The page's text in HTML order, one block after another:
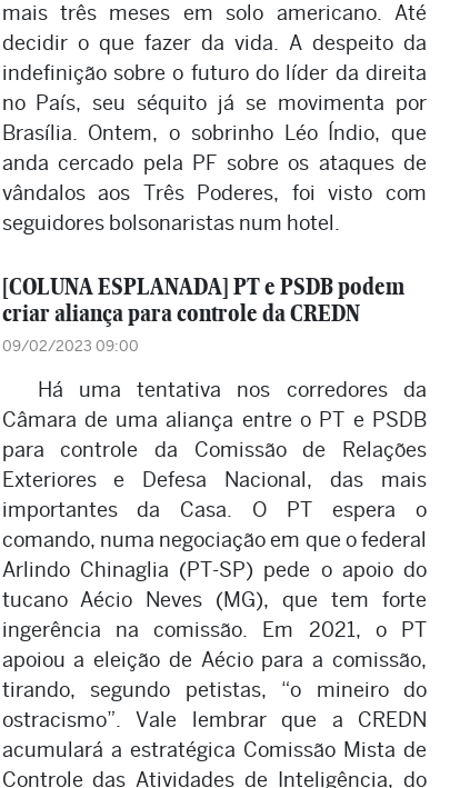
mais três meses em solo americano. Até
decidir o que fazer da vida. A despeito da
indefinição sobre o futuro do líder da direita
no País, seu séquito já se movimenta por
Brasília. Ontem, o sobrinho Léo Índio, que
anda cercado pela PF sobre os ataques de
vândalos aos Três Poderes, foi visto com
seguidores bolsonaristas num hotel.
[COLUNA ESPLANADA] PT e PSDB podem
criar aliança para controle da CREDN
09/02/2023 09:00
Há uma tentativa nos corredores da
Câmara de uma aliança entre o PT e PSDB
para controle da Comissão de Relações
Exteriores e Defesa Nacional, das mais
importantes da Casa. O PT espera o
comando, numa negociação em que o federal
Arlindo Chinaglia (PT-SP) pede o apoio do
tucano Aécio Neves (MG), que tem forte
ingerência na comissão. Em 2021, o PT
apoiou a eleição de Aécio para a comissão,
tirando, segundo petistas, “o mineiro do
ostracismo”. Vale lembrar que a CREDN
acumulará a estratégica Comissão Mista de
Controle das Atividades de Inteligência, do